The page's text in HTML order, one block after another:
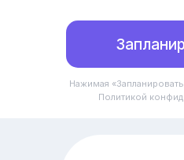
Нажимая
Политикой